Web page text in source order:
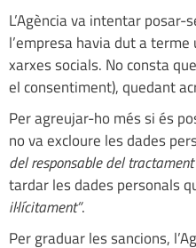
L’Agència va intentar
l’empresa havia dut a
xarxes socials. No consta
el consentiment), quedant
Per agreujar-ho més si és
no va excloure les dades
del responsable del
tardar les dades personals
il·lícitament”.
Per graduar les sancions,